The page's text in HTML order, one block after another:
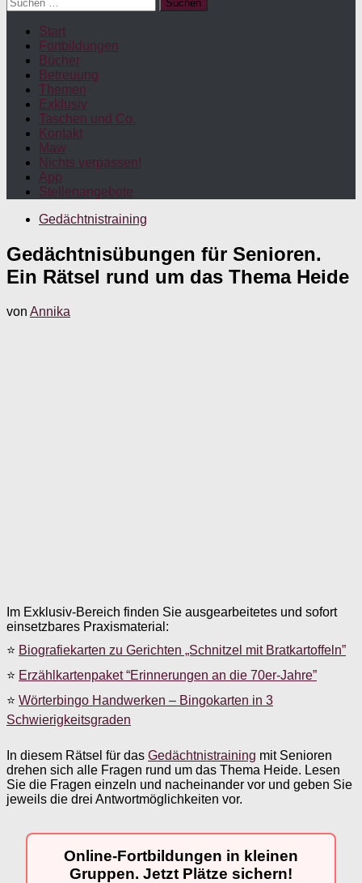
nach:
Start
Fortbildungen
Bücher
Betreuung
Themen
Exklusiv
Taschen und Co.
Kontakt
Maw
Nichts verpassen!
App
Stellenangebote
Gedächtnistraining
Gedächtnisübungen für Senioren.
Ein Rätsel rund um das Thema Heide
von Annika
Im Exklusiv-Bereich finden Sie ausgearbeitetes und sofort
einsetzbares Praxismaterial:
⭐ Biografiekarten zu Gerichten „Schnitzel mit Bratkartoffeln”
⭐ Erzählkartenpaket “Erinnerungen an die 70er-Jahre”
⭐ Wörterbingo Handwerken – Bingokarten in 3
Schwierigkeitsgraden
In diesem Rätsel für das Gedächtnistraining mit Senioren
drehen sich alle Fragen rund um das Thema Heide. Lesen
Sie die Fragen einzeln und nacheinander vor und geben Sie
jeweils die drei Antwortmöglichkeiten vor.
Online-Fortbildungen in kleinen
Gruppen. Jetzt Plätze sichern!